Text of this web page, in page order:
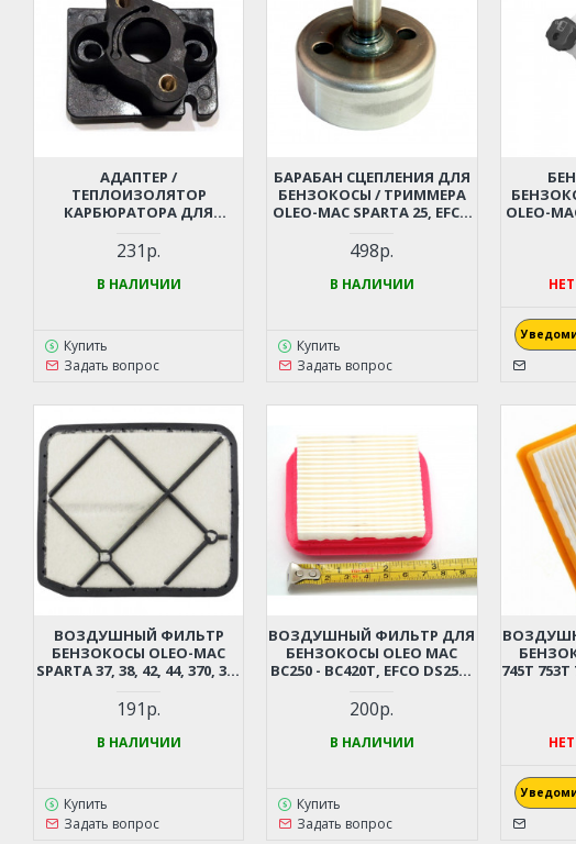
АДАПТЕР /
ТЕПЛОИЗОЛЯТОР
КАРБЮРАТОРА ДЛЯ
OLEO-MAC SPARTA 37, 38, 42,
44 (6120-0198)
231р.
В НАЛИЧИИ
Купить
Задать вопрос
БАРАБАН СЦЕПЛЕНИЯ ДЛЯ
БЕНЗОКОСЫ / ТРИММЕРА
OLEO-MAC SPARTA 25, EFCO
498р.
В НАЛИЧИИ
Купить
Задать вопрос
OLEO-
ВОЗДУШНЫЙ ФИЛЬТР
БЕНЗОКОСЫ OLEO-MAC
SPARTA 37, 38, 42, 44, 370, 380
191р.
В НАЛИЧИИ
Купить
Задать вопрос
ВОЗДУШНЫЙ ФИЛЬТР ДЛЯ
БЕНЗОКОСЫ OLEO MAC
BC250 - BC420T, EFCO DS2500
200р.
В НАЛИЧИИ
Купить
Задать вопрос
745T 753T